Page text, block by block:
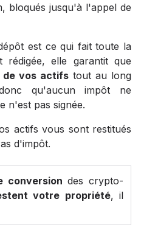
bloqués jusqu'à l'appel de
est ce qui fait toute la
rédigée, elle garantit que
de vos actifs tout au long
qu'aucun impôt ne
n'est pas signée.
actifs vous sont restitués
d'impôt.
conversion des crypto-
votre propriété, il